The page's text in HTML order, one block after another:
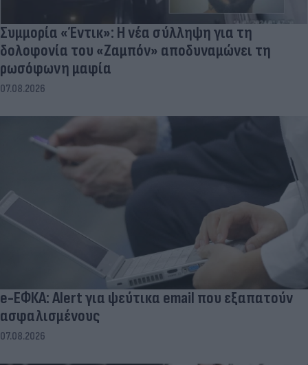
Συμμορία «Έντικ»: Η νέα σύλληψη για τη
δολοφονία του «Ζαμπόν» αποδυναμώνει τη
ρωσόφωνη μαφία
07.08.2026
e-ΕΦΚΑ: Alert για ψεύτικα email που εξαπατούν
ασφαλισμένους
07.08.2026